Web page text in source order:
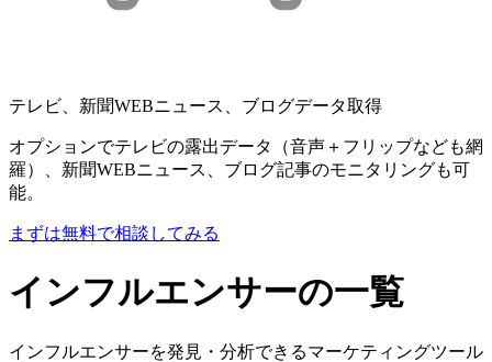
テレビ、新聞WEBニュース、ブログデータ取得
オプションでテレビの露出データ（音声＋フリップなども網
羅）、新聞WEBニュース、ブログ記事のモニタリングも可
能。
まずは無料で相談してみる
インフルエンサーの一覧
インフルエンサーを発見・分析できるマーケティングツール